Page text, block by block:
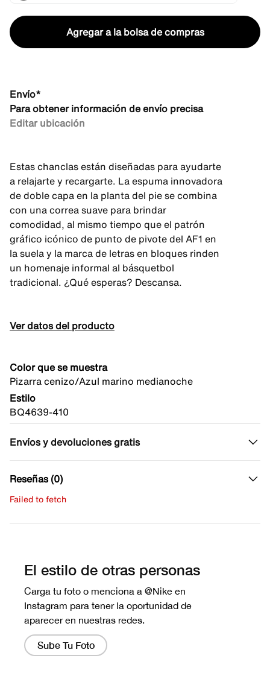
Agregar a la bolsa de compras
Envío*
Para obtener información de envío precisa
Editar ubicación
Estas chanclas están diseñadas para ayudarte
a relajarte y recargarte. La espuma innovadora
de doble capa en la planta del pie se combina
con una correa suave para brindar
comodidad, al mismo tiempo que el patrón
gráfico icónico de punto de pivote del AF1 en
la suela y la marca de letras en bloques rinden
un homenaje informal al básquetbol
tradicional. ¿Qué esperas? Descansa.
Ver datos del producto
Color que se muestra
Pizarra cenizo/Azul marino medianoche
Estilo
BQ4639-410
Envíos y devoluciones gratis
Reseñas (0)
Failed to fetch